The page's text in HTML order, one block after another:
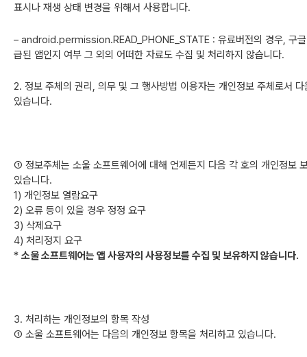
표시나 재생 상태 변경을 위해서 사용합니다.
– android.permission.READ_PHONE_STATE : 유료버전의 경우, 구
급된 앱인지 여부 그 외의 어떠한 자료도 수집 및 처리하지 않습니다.
2. 정보 주체의 권리, 의무 및 그 행사방법 이용자는 개인정보 주체로서
있습니다.
① 정보주체는 소울 소프트웨어에 대해 언제든지 다음 각 호의 개인정보
있습니다.
1) 개인정보 열람요구
2) 오류 등이 있을 경우 정정 요구
3) 삭제요구
4) 처리정지 요구
* 소울 소프트웨어는 앱 사용자의 사용정보를 수집 및 보유하지 않습니다.
3. 처리하는 개인정보의 항목 작성
① 소울 소프트웨어는 다음의 개인정보 항목을 처리하고 있습니다.